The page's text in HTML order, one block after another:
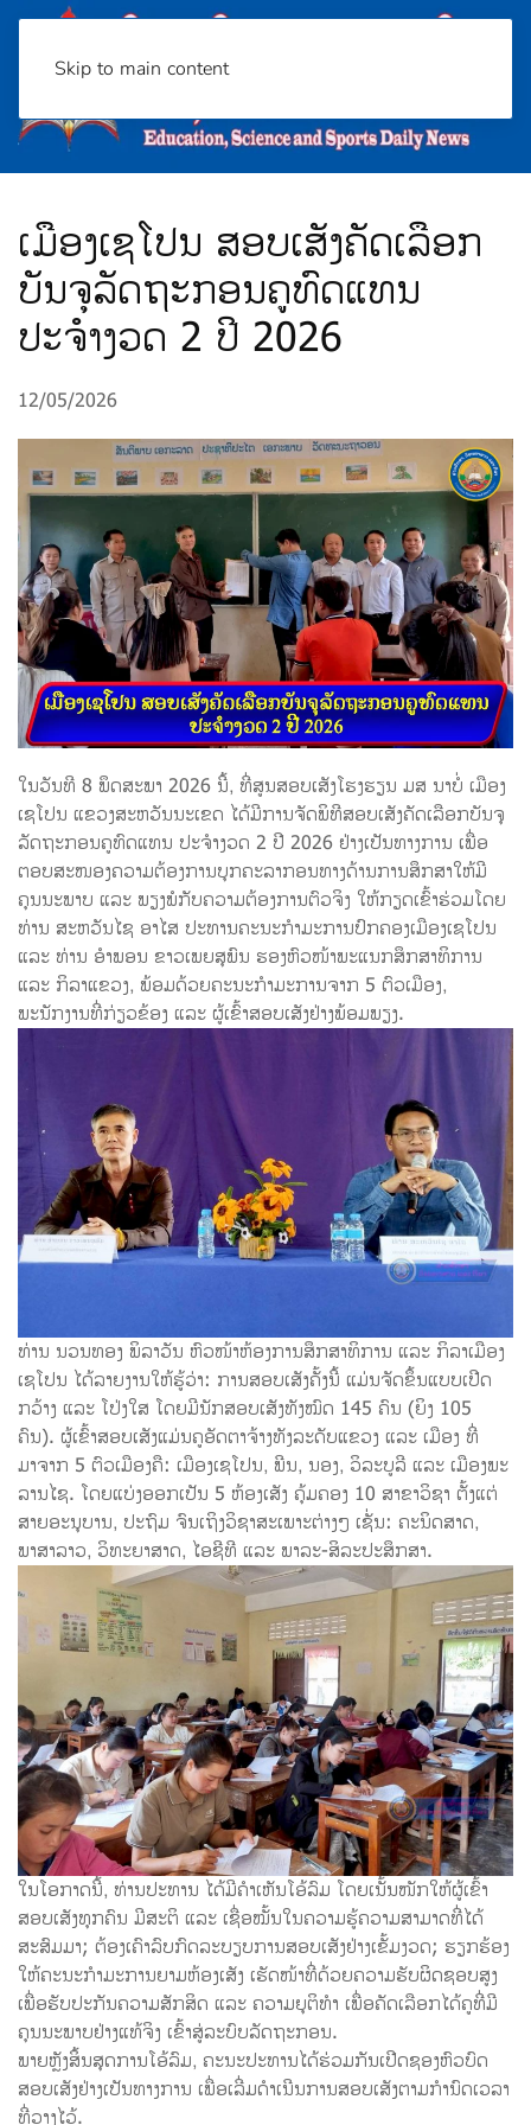
Skip to main content
ເມືອງເຊໂປນ ສອບເສັງຄັດເລືອກ
ບັນຈຸລັດຖະກອນຄູທົດແທນ
ປະຈຳງວດ 2 ປີ 2026
12/05/2026
ໃນວັນທີ 8 ພຶດສະພາ 2026 ນີ້, ທີ່ສູນສອບເສັງໂຮງຮຽນ ມສ ນາບໍ່ ເມືອງ
ເຊໂປນ ແຂວງສະຫວັນນະເຂດ ໄດ້ມີການຈັດພິທີສອບເສັງຄັດເລືອກບັນຈຸ
ລັດຖະກອນຄູທົດແທນ ປະຈຳງວດ 2 ປີ 2026 ຢ່າງເປັນທາງການ ເພື່ອ
ຕອບສະໜອງຄວາມຕ້ອງການບຸກຄະລາກອນທາງດ້ານການສຶກສາໃຫ້ມີ
ຄຸນນະພາບ ແລະ ພຽງພໍກັບຄວາມຕ້ອງການຕົວຈິງ ໃຫ້ກຽດເຂົ້າຮ່ວມໂດຍ
ທ່ານ ສະຫວັນໄຊ ອາໄສ ປະທານຄະນະກຳມະການປົກຄອງເມືອງເຊໂປນ
ແລະ ທ່ານ ອຳພອນ ຂາວເພຍສຸພົນ ຮອງຫົວໜ້າພະແນກສຶກສາທິການ
ແລະ ກິລາແຂວງ, ພ້ອມດ້ວຍຄະນະກຳມະການຈາກ 5 ຕົວເມືອງ,
ພະນັກງານທີ່ກ່ຽວຂ້ອງ ແລະ ຜູ້ເຂົ້າສອບເສັງຢ່າງພ້ອມພຽງ.
​ທ່ານ ນວນທອງ ພິລາວັນ ຫົວໜ້າຫ້ອງການສຶກສາທິການ ແລະ ກິລາເມືອງ
ເຊໂປນ ໄດ້ລາຍງານໃຫ້ຮູ້ວ່າ: ການສອບເສັງຄັ້ງນີ້ ແມ່ນຈັດຂຶ້ນແບບເປີດ
ກວ້າງ ແລະ ໂປ່ງໃສ ໂດຍມີນັກສອບເສັງທັງໝົດ 145 ຄົນ (ຍິງ 105
ຄົນ). ຜູ້ເຂົ້າສອບເສັງແມ່ນຄູອັດຕາຈ້າງທັງລະດັບແຂວງ ແລະ ເມືອງ ທີ່
ມາຈາກ 5 ຕົວເມືອງຄື: ເມືອງເຊໂປນ, ພີນ, ນອງ, ວິລະບູລີ ແລະ ເມືອງພະ
ລານໄຊ. ໂດຍແບ່ງອອກເປັນ 5 ຫ້ອງເສັງ ຄຸ້ມຄອງ 10 ສາຂາວິຊາ ຕັ້ງແຕ່
ສາຍອະນຸບານ, ປະຖົມ ຈົນເຖິງວິຊາສະເພາະຕ່າງໆ ເຊັ່ນ: ຄະນິດສາດ,
ພາສາລາວ, ວິທະຍາສາດ, ໄອຊີທີ ແລະ ພາລະ-ສິລະປະສຶກສາ.
​ໃນໂອກາດນີ້, ທ່ານປະທານ ໄດ້ມີຄຳເຫັນໂອ້ລົມ ໂດຍເນັ້ນໜັກໃຫ້ຜູ້ເຂົ້າ
ສອບເສັງທຸກຄົນ ​ມີສະຕິ ແລະ ເຊື່ອໝັ້ນໃນຄວາມຮູ້ຄວາມສາມາດທີ່ໄດ້
ສະສົມມາ; ​ຕ້ອງເຄົາລົບກົດລະບຽບການສອບເສັງຢ່າງເຂັ້ມງວດ; ຮຽກຮ້ອງ
ໃຫ້ຄະນະກຳມະການຍາມຫ້ອງເສັງ ເຮັດໜ້າທີ່ດ້ວຍຄວາມຮັບຜິດຊອບສູງ
ເພື່ອຮັບປະກັນຄວາມສັກສິດ ແລະ ຄວາມຍຸຕິທຳ ເພື່ອຄັດເລືອກໄດ້ຄູທີ່ມີ
ຄຸນນະພາບຢ່າງແທ້ຈິງ ເຂົ້າສູ່ລະບົບລັດຖະກອນ.
​ພາຍຫຼັງສິ້ນສຸດການໂອ້ລົມ, ຄະນະປະທານໄດ້ຮ່ວມກັນເປີດຊອງຫົວບົດ
ສອບເສັງຢ່າງເປັນທາງການ ເພື່ອເລີ່ມດຳເນີນການສອບເສັງຕາມກຳນົດເວລາ
ທີ່ວາງໄວ້.